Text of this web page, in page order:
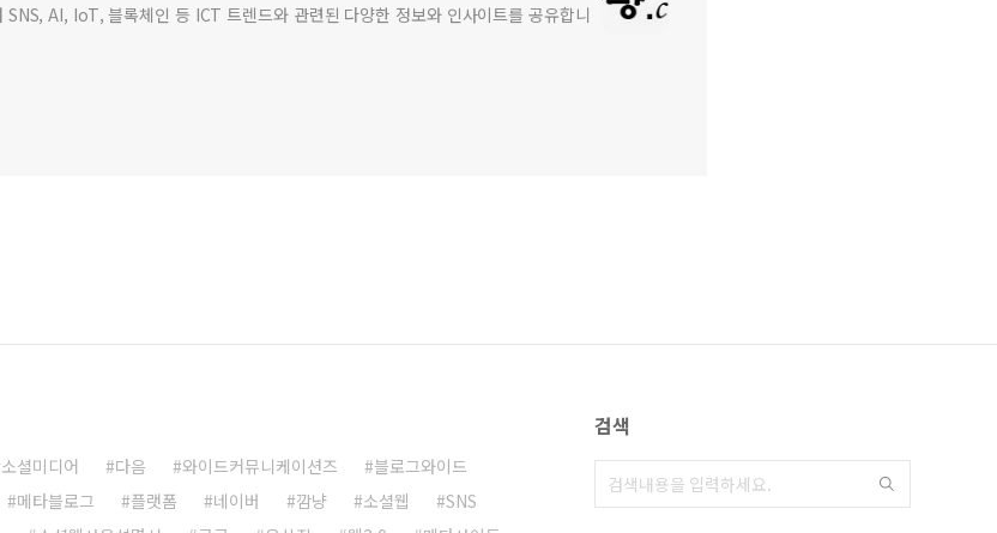
AI, IoT, 블록체인 등 ICT 트렌드와 관련된 다양한 정보와 인사이트를 공유합니
소셜미디어 다음 와이드커뮤니케이션즈
블로그와이드
메타블로그 플랫폼 네이버 깜냥 소셜웹
SNS
검색